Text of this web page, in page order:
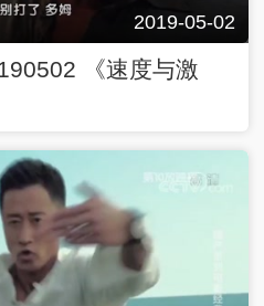
2019-05-02
《速度与激